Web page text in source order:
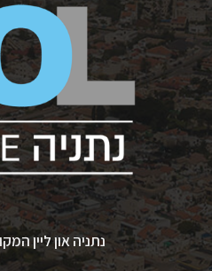
נתניה און ליין